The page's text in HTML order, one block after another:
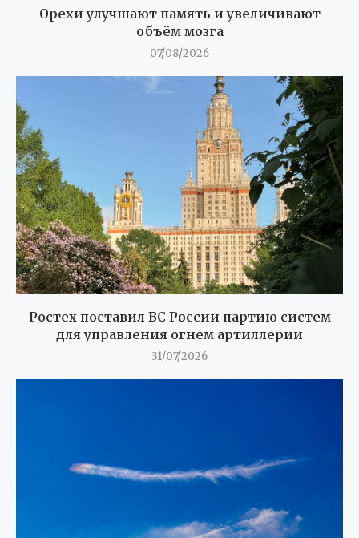
Орехи улучшают память и увеличивают
объём мозга
07/08/2026
Ростех поставил ВС России партию систем
для управления огнем артиллерии
31/07/2026